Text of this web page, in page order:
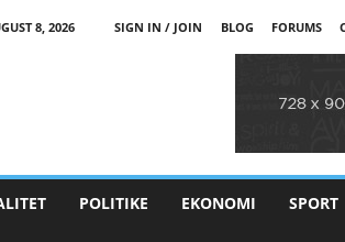
8, 2026 SIGN IN / JOIN BLOG FORUMS
POLITIKE EKONOMI SPORT